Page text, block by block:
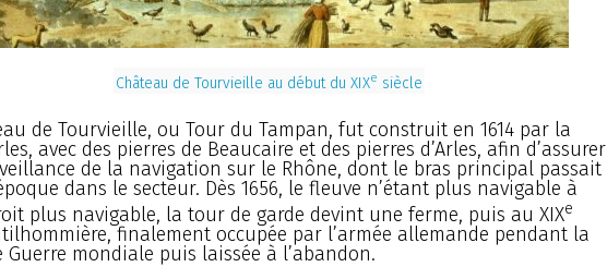
Château de Tourvieille au début du XIXe siècle
de Tourvieille, ou Tour du Tampan, fut construit en 1614 par la
avec des pierres de Beaucaire et des pierres d’Arles, afin d’assurer
de la navigation sur le Rhône, dont le bras principal passait
dans le secteur. Dès 1656, le fleuve n’étant plus navigable à
plus navigable, la tour de garde devint une ferme, puis au XIXe
finalement occupée par l’armée allemande pendant la
Guerre mondiale puis laissée à l’abandon.